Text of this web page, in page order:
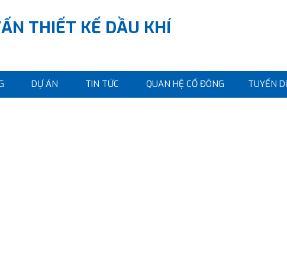
THIẾT KẾ DẦU KHÍ
DỰ ÁN TIN TỨC QUAN HỆ CỔ ĐÔNG TUYỂN